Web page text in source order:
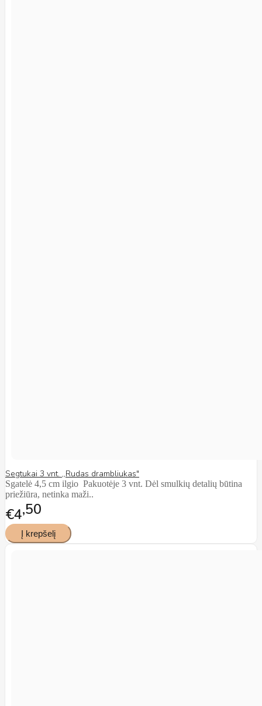
Segtukai 3 vnt. ,,Rudas drambliukas"
Sgatelė 4,5 cm ilgio Pakuotėje 3 vnt. Dėl smulkių detalių būtina
priežiūra, netinka maži..
€4 50